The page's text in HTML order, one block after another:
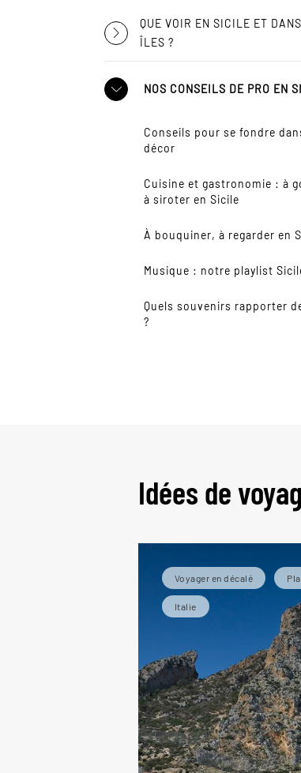
QUE VOIR EN SICILE ET
ÎLES ?
NOS CONSEILS DE PRO EN
Conseils pour se fondre
décor
Cuisine et gastronomie : à
à siroter en Sicile
À bouquiner, à regarder en
Musique : notre playlist
Quels souvenirs rapporter
?
Idées de
Voyager en décalé
Italie